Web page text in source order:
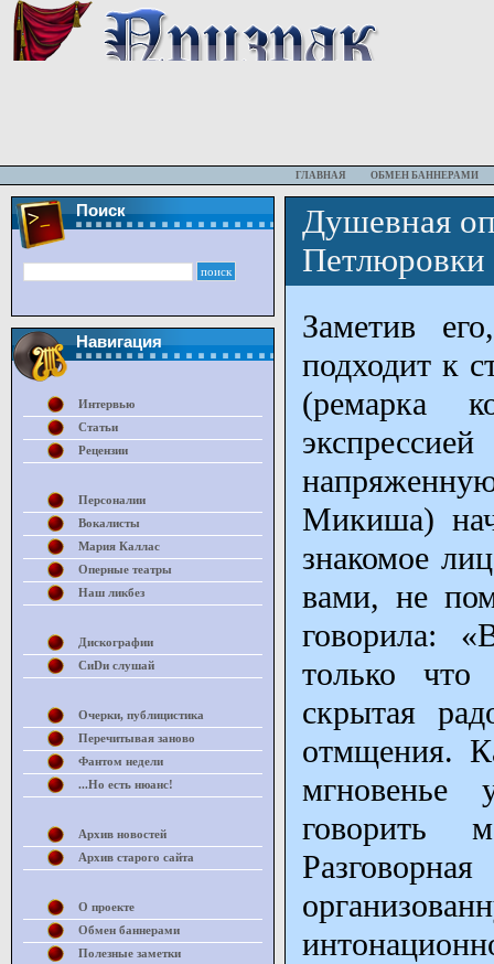
ГЛАВНАЯ ОБМЕН БАННЕРАМИ
Душевная
Петлюровки
Заметив
подходит к
(ремарка
Микиша)
знакомое
вами, не
говорила:
только что
скрытая
отмщения.
мгновенье
говорить
Поиск
Навигация
Интервью
Статьи
Рецензии
Персоналии
Вокалисты
Мария Каллас
Оперные театры
Наш ликбез
Дискографии
СиDи слушай
Очерки, публицистика
Перечитывая заново
Фантом недели
...Но есть нюанс!
Архив новостей
Архив старого сайта
О проекте
Обмен баннерами
Полезные заметки